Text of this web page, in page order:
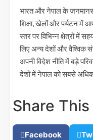
भारत और नेपाल के जनमानस
शिक्षा, खेलों और पर्यटन में
स्तर पर विभिन्न क्षेत्रों में
लिए अन्य देशों और वैश्विक
अपनी विदेश नीति में बड़े
देशों में नेपाल को सबसे
Share This
Facebook